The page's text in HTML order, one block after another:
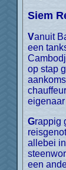
Siem
Vanuit Battambang gaan we – met het tasje met Belangrijke Spullen – op weg Naar Siem Reap. Als we onderweg even stoppen bij
een
op stap
Grappig genoeg zien we vandaag meer Nederlanders en wel helemaal gepland. Een vriendin van ons maakt met haar drie
allebei
een